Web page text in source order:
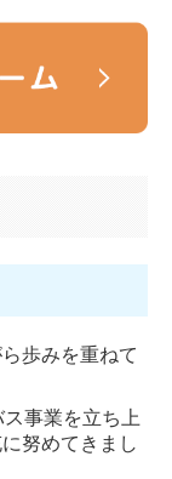
歩みを重ねて
事業を立ち上
努めてきまし